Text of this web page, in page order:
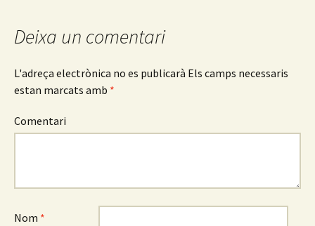
pels
articles
Deixa un comentari
L'adreça electrònica no es publicarà Els camps necessaris
estan marcats amb *
Comentari
Nom *